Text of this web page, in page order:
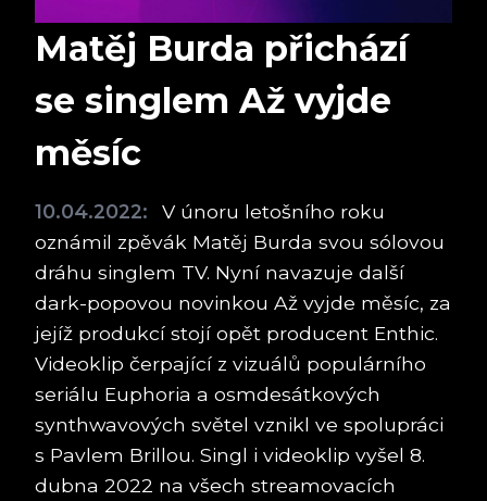
Matěj Burda přichází
se singlem Až vyjde
měsíc
10.04.2022:
V únoru letošního roku
oznámil zpěvák Matěj Burda svou sólovou
dráhu singlem TV. Nyní navazuje další
dark-popovou novinkou Až vyjde měsíc, za
jejíž produkcí stojí opět producent Enthic.
Videoklip čerpající z vizuálů populárního
seriálu Euphoria a osmdesátkových
synthwavových světel vznikl ve spolupráci
s Pavlem Brillou. Singl i videoklip vyšel 8.
dubna 2022 na všech streamovacích